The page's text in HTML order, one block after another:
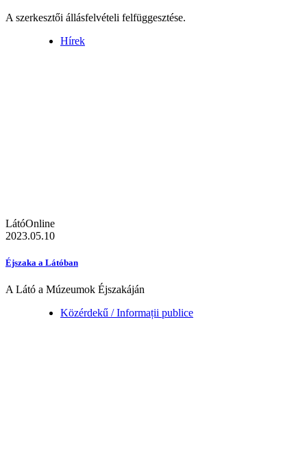
A szerkesztői állásfelvételi felfüggesztése.
Hírek
LátóOnline
2023.05.10
Éjszaka a Látóban
A Látó a Múzeumok Éjszakáján
Közérdekű / Informații publice